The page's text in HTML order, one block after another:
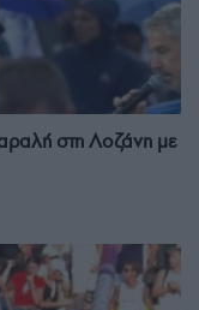
στη Λοζάνη με